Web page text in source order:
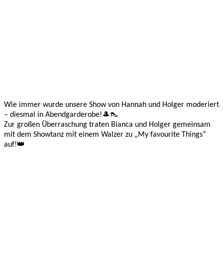
Wie immer wurde unsere Show von Hannah und Holger moderiert
– diesmal in Abendgarderobe!🎩👠
Zur großen Überraschung traten Bianca und Holger gemeinsam
mit dem Showtanz mit einem Walzer zu „My favourite Things“
auf!👑